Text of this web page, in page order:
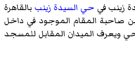
زينب في حي السيدة زينب بالقاهرة
المقام الموجود في داخل
ويعرف الميدان المقابل للمسجد